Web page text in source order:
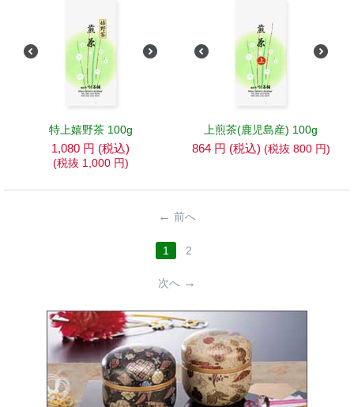
特上嬉野茶 100g
1,080 円 (税込)
(税抜 1,000 円)
上煎茶(鹿児島産) 100g
864 円 (税込) (税抜 800 円)
前へ
1 2
次へ